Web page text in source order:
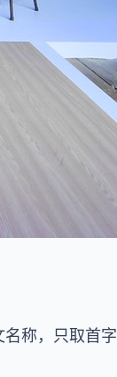
称，只取首字